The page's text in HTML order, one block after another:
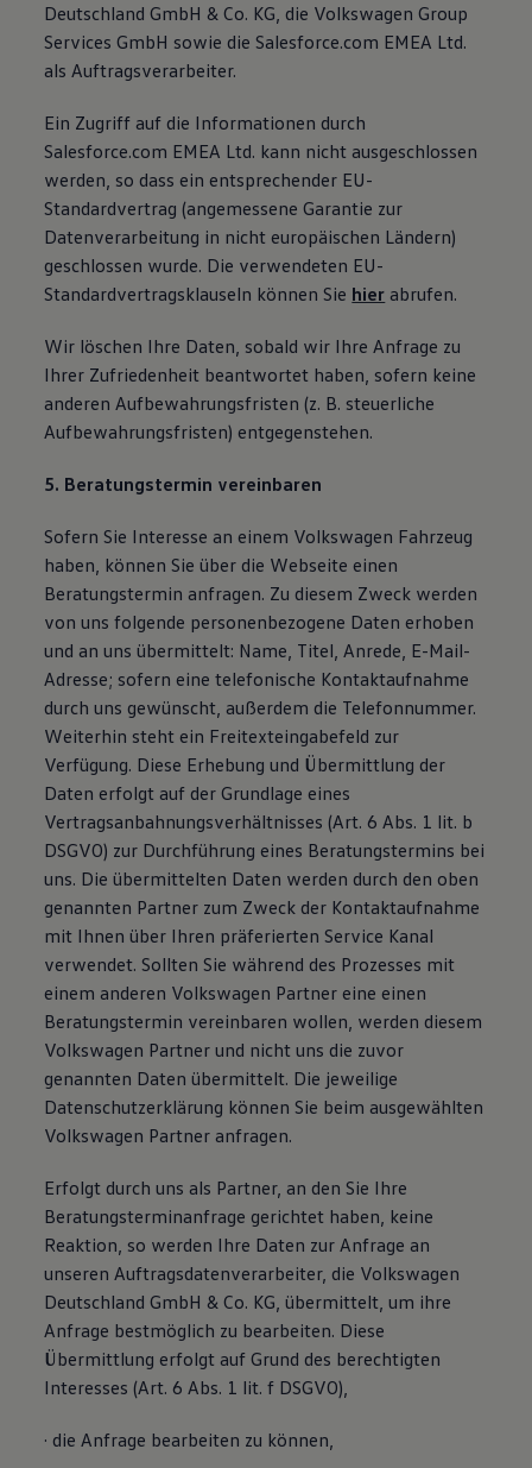
Deutschland GmbH & Co. KG, die Volkswagen Group
Services GmbH sowie die Salesforce.com EMEA Ltd.
als Auftragsverarbeiter.
Ein Zugriff auf die Informationen durch
Salesforce.com EMEA Ltd. kann nicht ausgeschlossen
werden, so dass ein entsprechender EU-
Standardvertrag (angemessene Garantie zur
Datenverarbeitung in nicht europäischen Ländern)
geschlossen wurde. Die verwendeten EU-
Standardvertragsklauseln können Sie hier abrufen.
Wir löschen Ihre Daten, sobald wir Ihre Anfrage zu
Ihrer Zufriedenheit beantwortet haben, sofern keine
anderen Aufbewahrungsfristen (z. B. steuerliche
Aufbewahrungsfristen) entgegenstehen.
5. Beratungstermin vereinbaren
Sofern Sie Interesse an einem Volkswagen Fahrzeug
haben, können Sie über die Webseite einen
Beratungstermin anfragen. Zu diesem Zweck werden
von uns folgende personenbezogene Daten erhoben
und an uns übermittelt: Name, Titel, Anrede, E-Mail-
Adresse; sofern eine telefonische Kontaktaufnahme
durch uns gewünscht, außerdem die Telefonnummer.
Weiterhin steht ein Freitexteingabefeld zur
Verfügung. Diese Erhebung und Übermittlung der
Daten erfolgt auf der Grundlage eines
Vertragsanbahnungsverhältnisses (Art. 6 Abs. 1 lit. b
DSGVO) zur Durchführung eines Beratungstermins bei
uns. Die übermittelten Daten werden durch den oben
genannten Partner zum Zweck der Kontaktaufnahme
mit Ihnen über Ihren präferierten Service Kanal
verwendet. Sollten Sie während des Prozesses mit
einem anderen Volkswagen Partner eine einen
Beratungstermin vereinbaren wollen, werden diesem
Volkswagen Partner und nicht uns die zuvor
genannten Daten übermittelt. Die jeweilige
Datenschutzerklärung können Sie beim ausgewählten
Volkswagen Partner anfragen.
Erfolgt durch uns als Partner, an den Sie Ihre
Beratungsterminanfrage gerichtet haben, keine
Reaktion, so werden Ihre Daten zur Anfrage an
unseren Auftragsdatenverarbeiter, die Volkswagen
Deutschland GmbH & Co. KG, übermittelt, um ihre
Anfrage bestmöglich zu bearbeiten. Diese
Übermittlung erfolgt auf Grund des berechtigten
Interesses (Art. 6 Abs. 1 lit. f DSGVO),
· die Anfrage bearbeiten zu können,